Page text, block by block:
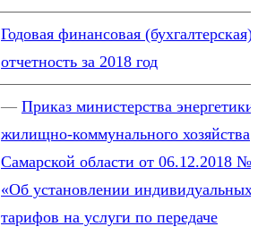
Годовая финансовая (бухгалтерская)
отчетность за 2018 год
— Приказ министерства
жилищно-коммунального хозяйства
Самарской области от 06.12.2018
«Об установлении индивидуальных
тарифов на услуги по передаче